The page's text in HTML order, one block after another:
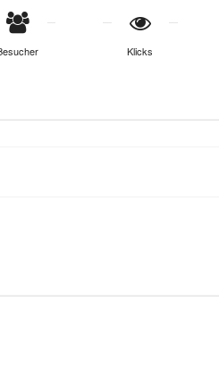
Klicks